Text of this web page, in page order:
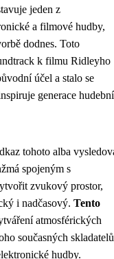
jeden z
a filmové hudby,
dodnes. Toto
k filmu Ridleyho
účel a stalo se
generace
tohoto alba
spojeným s
zvukový prostor,
i nadčasový. Tento
atmosférických
současných skladatelů
hudby.